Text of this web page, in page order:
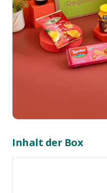
Inhalt der Box